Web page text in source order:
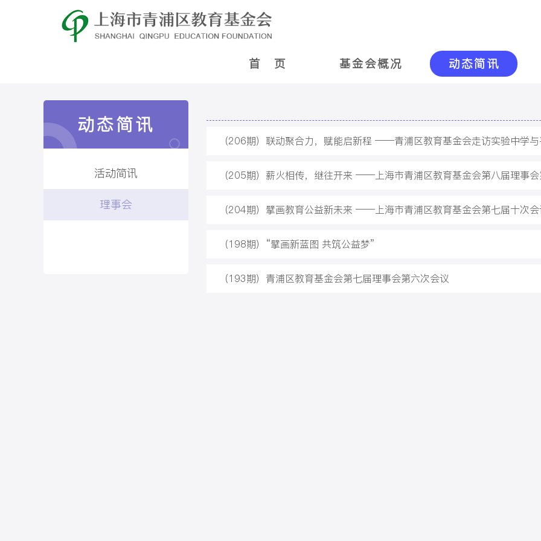
首 页 基金会概况 动态简讯
动态简讯
活动简讯
理事会
（206期）联动聚合力，赋能启新程 ——青浦区教育基金会走访实验中学
（205期）薪火相传，继往开来 ——上海市青浦区教育基金会第八届理事
（204期）擘画教育公益新未来 ——上海市青浦区教育基金会第七届十次会
（198期）“擘画新蓝图 共筑公益梦”
（193期）青浦区教育基金会第七届理事会第六次会议